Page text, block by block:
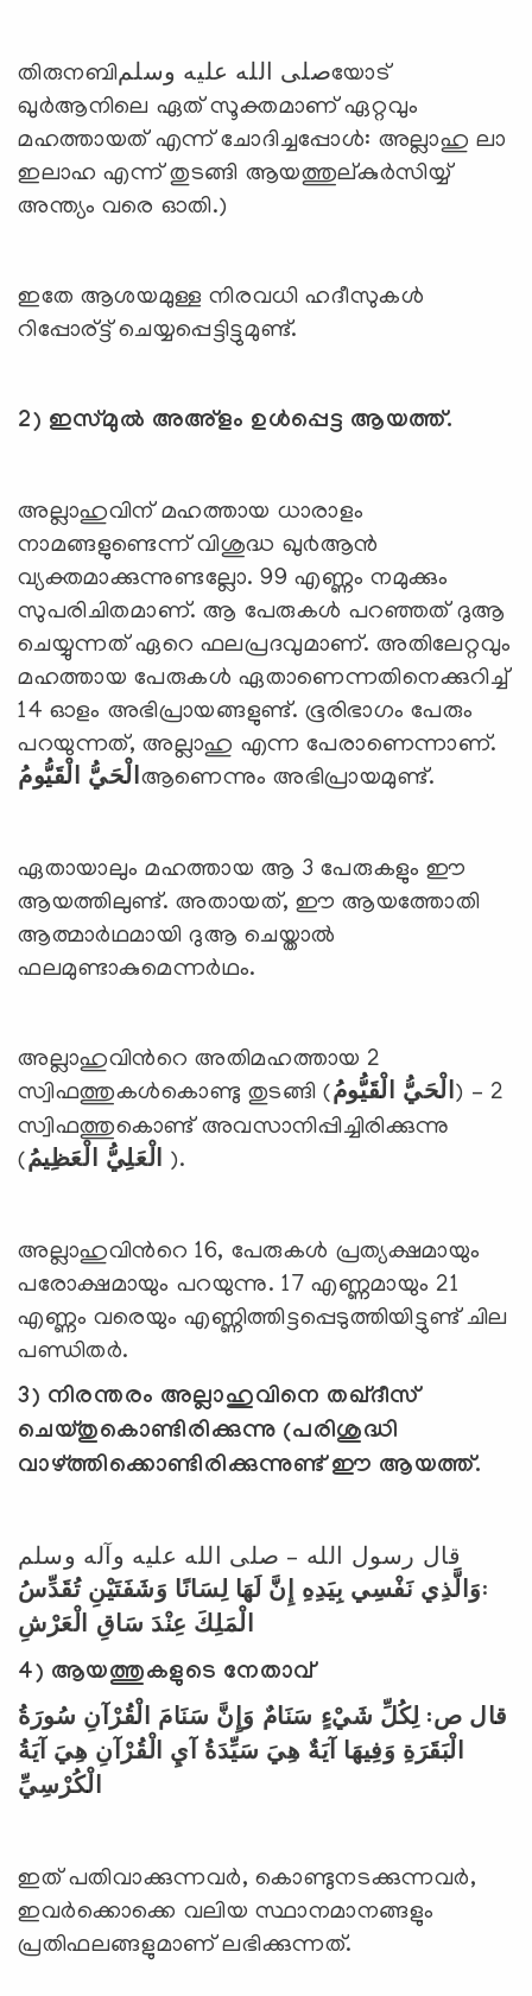
തിരുനബിصلى الله عليه وسلمയോട്
ഖുര്‍ആനിലെ ഏത് സൂക്തമാണ് ഏറ്റവും
മഹത്തായത് എന്ന് ചോദിച്ചപ്പോള്‍: അല്ലാഹു ലാ
ഇലാഹ എന്ന് തുടങ്ങി ആയത്തുല്കുര്‍സിയ്യ്
അന്ത്യം വരെ ഓതി.)
ഇതേ ആശയമുള്ള നിരവധി ഹദീസുകള്‍
റിപ്പോര്ട്ട് ചെയ്യപ്പെട്ടിട്ടുമുണ്ട്.
2) ഇസ്മുല്‍ അഅ്ളം ഉള്‍പ്പെട്ട ആയത്ത്.
അല്ലാഹുവിന് മഹത്തായ ധാരാളം
നാമങ്ങളുണ്ടെന്ന് വിശുദ്ധ ഖു൪ആന്‍
വ്യക്തമാക്കുന്നുണ്ടല്ലോ. 99 എണ്ണം നമുക്കും
സുപരിചിതമാണ്. ആ പേരുകള്‍ പറഞ്ഞത് ദുആ
ചെയ്യുന്നത് ഏറെ ഫലപ്രദവുമാണ്. അതിലേറ്റവും
മഹത്തായ പേരുകള്‍ ഏതാണെന്നതിനെക്കുറിച്ച്
14 ഓളം അഭിപ്രായങ്ങളുണ്ട്. ഭൂരിഭാഗം പേരും
പറയുന്നത്, അല്ലാഹു എന്ന പേരാണെന്നാണ്.
الْحَيُّ الْقَيُّومُആണെന്നും അഭിപ്രായമുണ്ട്.
ഏതായാലും മഹത്തായ ആ 3 പേരുകളും ഈ
ആയത്തിലുണ്ട്. അതായത്, ഈ ആയത്തോതി
ആത്മാര്‍ഥമായി ദുആ ചെയ്താല്‍
ഫലമുണ്ടാകുമെന്നര്‍ഥം.
അല്ലാഹുവിന്‍റെ അതിമഹത്തായ 2
സ്വിഫത്തുകള്‍കൊണ്ടു തുടങ്ങി (الْحَيُّ الْقَيُّومُ) – 2
സ്വിഫത്തുകൊണ്ട് അവസാനിപ്പിച്ചിരിക്കുന്നു
(
).
അല്ലാഹുവിന്‍റെ 16, പേരുകള്‍ പ്രത്യക്ഷമായും
പരോക്ഷമായും പറയുന്നു. 17 എണ്ണമായും 21
എണ്ണം വരെയും എണ്ണിത്തിട്ടപ്പെടുത്തിയിട്ടുണ്ട് ചില
പണ്ഡിതര്‍.
3) നിരന്തരം അല്ലാഹുവിനെ തഖ്ദീസ്
ചെയ്തുകൊണ്ടിരിക്കുന്നു (പരിശുദ്ധി
വാഴ്ത്തിക്കൊണ്ടിരിക്കുന്നുണ്ട് ഈ ആയത്ത്.
قال رسول الله – صلى الله عليه وآله وسلم
:وَالَّذِي نَفْسِي بِيَدِهِ إِنَّ لَهَا لِسَانًا وَشَفَتَيْنِ تُقَدِّسُ
الْمَلِكَ عِنْدَ سَاقِ الْعَرْشِ
4) ആയത്തുകളുടെ നേതാവ്
قال ص: لِكُلِّ شَيْءٍ سَنَامٌ وَإِنَّ سَنَامَ الْقُرْآنِ سُورَةُ
الْبَقَرَةِ وَفِيهَا آيَةٌ هِيَ سَيِّدَةُ آيِ الْقُرْآنِ هِيَ آيَةُ
الْكُرْسِيِّ
ഇത് പതിവാക്കുന്നവര്‍, കൊണ്ടുനടക്കുന്നവര്‍,
ഇവര്‍ക്കൊക്കെ വലിയ സ്ഥാനമാനങ്ങളും
പ്രതിഫലങ്ങളുമാണ് ലഭിക്കുന്നത്.